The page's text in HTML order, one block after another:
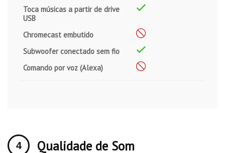
Toca músicas a partir de drive
USB
Chromecast embutido
Subwoofer conectado sem fio
Comando por voz (Alexa)
Qualidade de Som